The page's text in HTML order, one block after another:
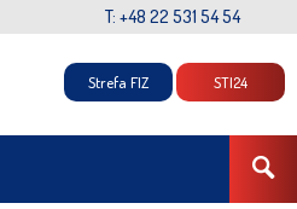
T: +48 22 531 54 54
Strefa FIZ STI24